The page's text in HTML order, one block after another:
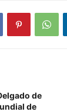
de
de